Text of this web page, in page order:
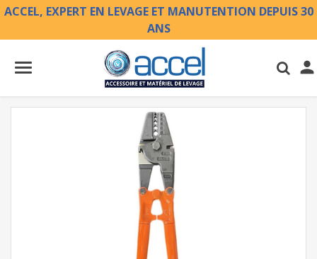
ACCEL, EXPERT EN LEVAGE ET MANUTENTION DEPUIS 30
ANS
